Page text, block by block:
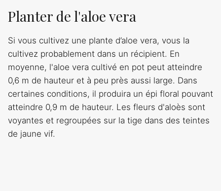
Planter de l'aloe vera
Si vous cultivez une plante d’aloe vera, vous la
cultivez probablement dans un récipient. En
moyenne, l'aloe vera cultivé en pot peut atteindre
0,6 m de hauteur et à peu près aussi large. Dans
certaines conditions, il produira un épi floral pouvant
atteindre 0,9 m de hauteur. Les fleurs d'aloès sont
voyantes et regroupées sur la tige dans des teintes
de jaune vif.